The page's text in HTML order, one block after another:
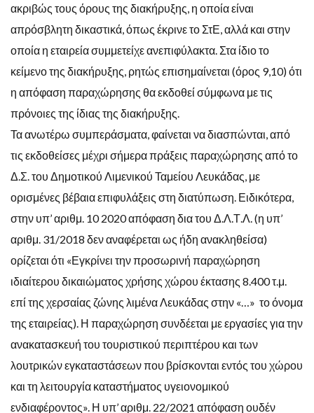
ακριβώς τους όρους της διακήρυξης, η οποία είναι
απρόσβλητη δικαστικά, όπως έκρινε το ΣτΕ, αλλά και στην
οποία η εταιρεία συμμετείχε ανεπιφύλακτα. Στα ίδιο το
κείμενο της διακήρυξης, ρητώς επισημαίνεται (όρος 9,10) ότι
η απόφαση παραχώρησης θα εκδοθεί σύμφωνα με τις
πρόνοιες της ίδιας της διακήρυξης.
Τα ανωτέρω συμπεράσματα, φαίνεται να διασπώνται, από
τις εκδοθείσες μέχρι σήμερα πράξεις παραχώρησης από το
Δ.Σ. του Δημοτικού Λιμενικού Ταμείου Λευκάδας, με
ορισμένες βέβαια επιφυλάξεις στη διατύπωση. Ειδικότερα,
στην υπ’ αριθμ. 10 2020 απόφαση δια του Δ.Λ.Τ.Λ. (η υπ’
αριθμ. 31/2018 δεν αναφέρεται ως ήδη ανακληθείσα)
ορίζεται ότι «Εγκρίνει την προσωρινή παραχώρηση
ιδιαίτερου δικαιώματος χρήσης χώρου έκτασης 8.400 τ.μ.
επί της χερσαίας ζώνης λιμένα Λευκάδας στην «…» το όνομα
της εταιρείας). Η παραχώρηση συνδέεται με εργασίες για την
ανακατασκευή του τουριστικού περιπτέρου και των
λουτρικών εγκαταστάσεων που βρίσκονται εντός του χώρου
και τη λειτουργία καταστήματος υγειονομικού
ενδιαφέροντος». Η υπ’ αριθμ. 22/2021 απόφαση ουδέν